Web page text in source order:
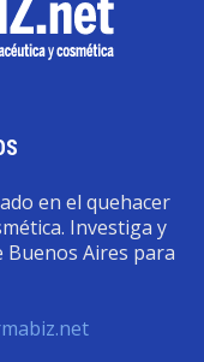
en el quehacer
Investiga y
Buenos Aires para